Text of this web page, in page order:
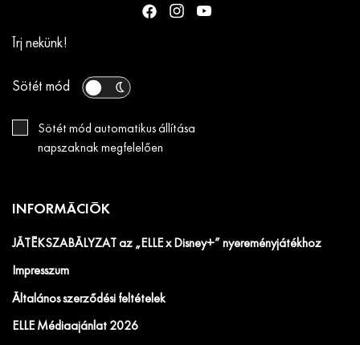
Írj nekünk!
Sötét mód
Sötét mód automatikus állítása
napszaknak megfelelően
INFORMÁCIÓK
JÁTÉKSZABÁLYZAT az „ELLE x Disney+” nyereményjátékhoz
Impresszum
Általános szerződési feltételek
ELLE Médiaajánlat 2026